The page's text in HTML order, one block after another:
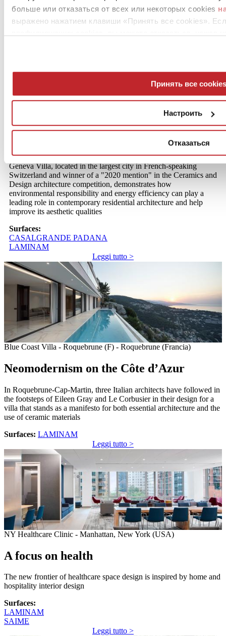
больше или отказаться от всех или некоторых cookies
выражено нажатием клавиши «Принять все cookies».
Принять все cookies
Настроить
Отказаться
time of day
Surfaces:LAMINAM
Geneva Villa - Geneva (Switzerland)
Geneva Villa, located in the largest city in French-speaking
Switzerland and winner of a "2020 mention" in the Ceramics and
Design architecture competition, demonstrates how
environmental responsibility and energy efficiency can play a
leading role in contemporary residential architecture and help
improve its aesthetic qualities
Surfaces:
CASALGRANDE PADANA
LAMINAM
Leggi tutto >
Blue Coast Villa - Roquebrune (F) - Roquebrune (Francia)
Neomodernism on the Côte d’Azur
In Roquebrune-Cap-Martin, three Italian architects have followed in
the footsteps of Eileen Gray and Le Corbusier in their design for a
villa that stands as a manifesto for both essential architecture and the
use of ceramic materials
Surfaces: LAMINAM
Leggi tutto >
NY Healthcare Clinic - Manhattan, New York (USA)
A focus on health
The new frontier of healthcare space design is inspired by home and
hospitality interior design
Surfaces:
LAMINAM
SAIME
Leggi tutto >